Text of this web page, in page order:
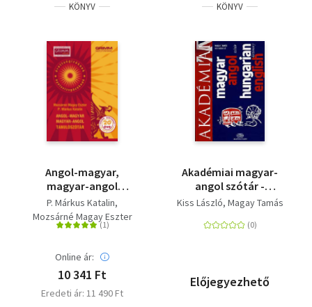
Minikönyv
Művészet
Szakkönyv
Tankönyv, segédkönyv
Társadalomtudomány
Történelem
KÖNYV
Angol-magyar,
magyar-angol
tanulószótár
P. Márkus Katalin
Mozsárné Magay Eszter
Online ár:
10 341 Ft
Eredeti ár: 11 490 Ft
KÖNYV
Akadémiai magyar-
angol szótár -
Hungarian - english
Kiss László Magay Tamás
Előjegyezhető